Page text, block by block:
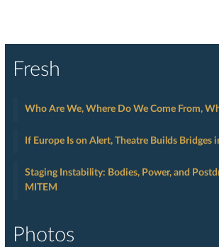
Fresh
Who Are We, Where Do We Come From,
If Europe Is on Alert, Theatre Builds Bridges
Staging Instability: Bodies, Power, and
MITEM
Photos